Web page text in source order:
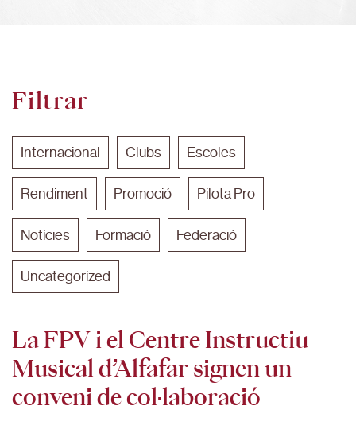
Filtrar
Internacional Clubs Escoles
Rendiment Promoció Pilota Pro
Notícies Formació Federació
Uncategorized
La FPV i el Centre Instructiu
Musical d’Alfafar signen un
conveni de col·laboració